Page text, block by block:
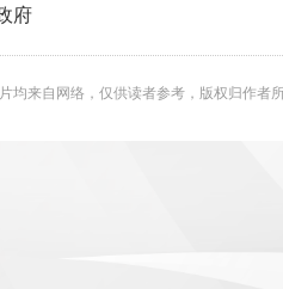
府
均来自网络，仅供读者参考，版权归作